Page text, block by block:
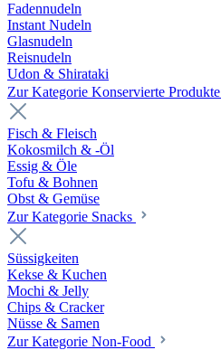
Fadennudeln
Instant Nudeln
Glasnudeln
Reisnudeln
Udon & Shirataki
Zur Kategorie Konservierte Produkte
Fisch & Fleisch
Kokosmilch & -Öl
Essig & Öle
Tofu & Bohnen
Obst & Gemüse
Zur Kategorie Snacks
Süssigkeiten
Kekse & Kuchen
Mochi & Jelly
Chips & Cracker
Nüsse & Samen
Zur Kategorie Non-Food